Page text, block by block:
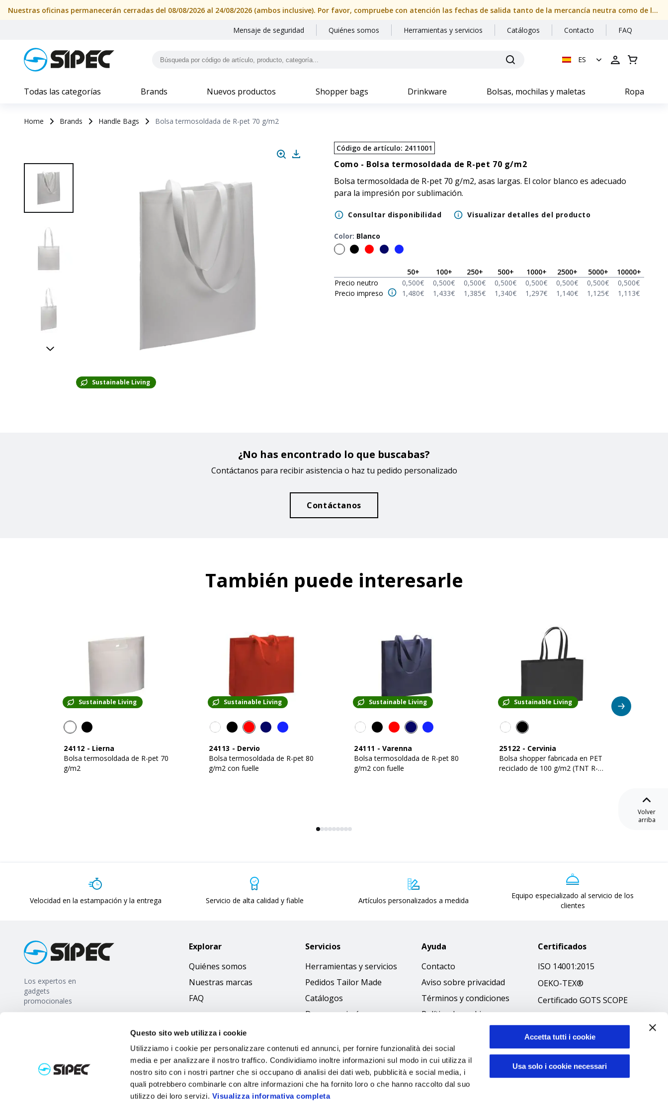
Questo sito web utilizza i cookie
Utilizziamo i cookie per personalizzare contenuti ed annunci, per fornire funzionalità dei social
media e per analizzare il nostro traffico. Condividiamo inoltre informazioni sul modo in cui utilizza il
nostro sito con i nostri partner che si occupano di analisi dei dati web, pubblicità e social media, i
quali potrebbero combinarle con altre informazioni che ha fornito loro o che hanno raccolto dal suo
utilizzo dei loro servizi. Visualizza informativa completa
Accetta tutti i cookie
Usa solo i cookie necessari
Nuestras oficinas permanecerán cerradas del 08/08/2026 al 24/08/2026 (ambos inclusive). Por favor, compruebe con atención las fechas de salida tanto de la mercancía neutra como de la personalizada
Mensaje de seguridad Quiénes somos Herramientas y servicios Catálogos Contacto FAQ
ES
Todas las categorías Brands Nuevos productos Shopper bags Drinkware Bolsas, mochilas y maletas Ropa
Home Brands Handle Bags Bolsa termosoldada de R-pet 70 g/m2
Sustainable Living
Código de artículo: 2411001
Como - Bolsa termosoldada de R-pet 70 g/m2
Bolsa termosoldada de R-pet 70 g/m2, asas largas. El color blanco es adecuado
para la impresión por sublimación.
Consultar disponibilidad Visualizar detalles del producto
Color: Blanco
50+ 100+ 250+ 500+ 1000+ 2500+ 5000+ 10000+
Precio neutro
0,500€ 0,500€ 0,500€ 0,500€ 0,500€ 0,500€ 0,500€ 0,500€
Precio impreso
1,480€ 1,433€ 1,385€ 1,340€ 1,297€ 1,140€ 1,125€ 1,113€
¿No has encontrado lo que buscabas?
Contáctanos para recibir asistencia o haz tu pedido personalizado
Contáctanos
También puede interesarle
Sustainable Living
24112 - Lierna
Bolsa termosoldada de R-pet 70
g/m2
Sustainable Living
24113 - Dervio
Bolsa termosoldada de R-pet 80
g/m2 con fuelle
Sustainable Living
24111 - Varenna
Bolsa termosoldada de R-pet 80
g/m2 con fuelle
Sustainable Living
25122 - Cervinia
Bolsa shopper fabricada en PET
reciclado de 100 g/m2 (TNT R-
Volver
arriba
Velocidad en la estampación y la entrega Servicio de alta calidad y fiable Artículos personalizados a medida
Equipo especializado al servicio de los
clientes
Los expertos en
gadgets
promocionales
Explorar
Quiénes somos
Nuestras marcas
FAQ
Servicios
Herramientas y servicios
Pedidos Tailor Made
Catálogos
Descargar imágenes
Ayuda
Contacto
Aviso sobre privacidad
Términos y condiciones
Política de cookies
Código ético
Certificados
ISO 14001:2015
OEKO-TEX®
Certificado GOTS SCOPE
Política medioambiental
Seguridad de los
productos